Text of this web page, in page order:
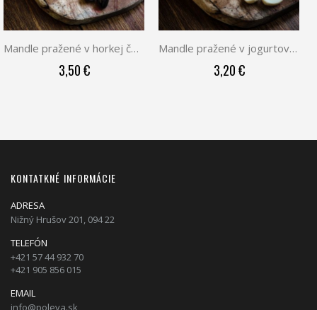
Mandle pražené v horkej čokoláde 250g
3,50 €
Mandle pražené v jogurtovej poleve 250g
3,20 €
KONTATKNÉ INFORMÁCIE
ADRESA
Nižný Hrušov 201, 094 22
TELEFÓN
+421 57 44 932 70
+421 905 856 015
EMAIL